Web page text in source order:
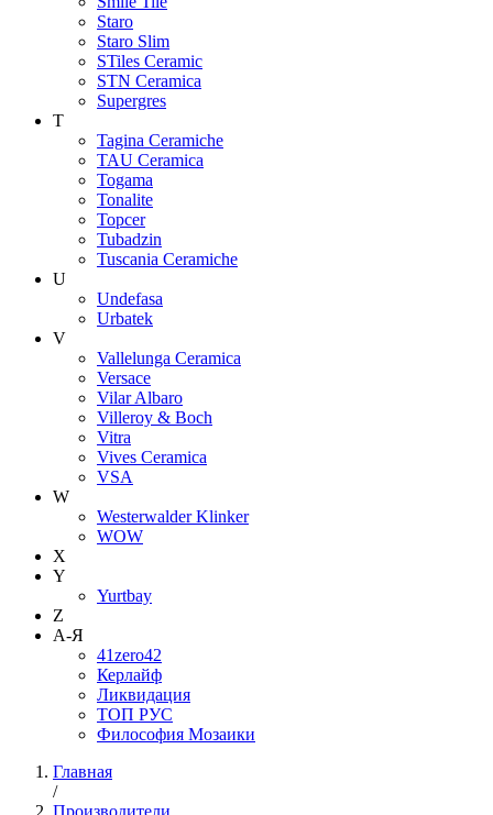
Staro
Staro Slim
STiles Ceramic
STN Ceramica
Supergres
T
Tagina Ceramiche
TAU Ceramica
Togama
Tonalite
Topcer
Tubadzin
Tuscania Ceramiche
U
Undefasa
Urbatek
V
Vallelunga Ceramica
Versace
Vilar Albaro
Villeroy & Boch
Vitra
Vives Ceramica
VSA
W
Westerwalder Klinker
WOW
X
Y
Yurtbay
Z
А-Я
41zero42
Керлайф
Ликвидация
ТОП РУС
Философия Мозаики
Главная
/
Производители